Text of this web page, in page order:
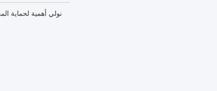
نولي أهمية لحماية